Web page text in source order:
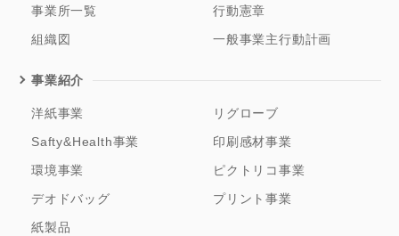
事業所一覧
組織図
行動憲章
一般事業主行動計画
事業紹介
洋紙事業
Safty&Health事業
環境事業
デオドバッグ
紙製品
リグローブ
印刷感材事業
ピクトリコ事業
プリント事業